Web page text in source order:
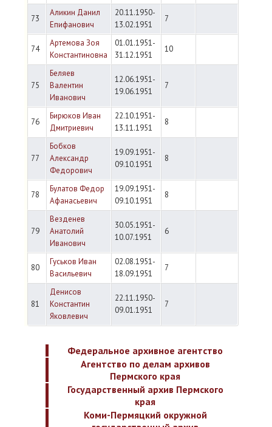
73
Аликин Данил
Епифанович
20.11.1950-
13.02.1951
7
74
Артемова Зоя
Константиновна
01.01.1951-
31.12.1951
10
75
Беляев
Валентин
Иванович
12.06.1951-
19.06.1951
7
76
Бирюков Иван
Дмитриевич
22.10.1951-
13.11.1951
8
77
Бобков
Александр
Федорович
19.09.1951-
09.10.1951
8
78
Булатов Федор
Афанасьевич
19.09.1951-
09.10.1951
8
79
Везденев
Анатолий
Иванович
30.05.1951-
10.07.1951
6
80
Гуськов Иван
Васильевич
02.08.1951-
18.09.1951
7
81
Денисов
Константин
Яковлевич
22.11.1950-
09.01.1951
7
Федеральное архивное агентство
Агентство по делам архивов
Пермского края
Государственный архив Пермского
края
Коми-Пермяцкий окружной